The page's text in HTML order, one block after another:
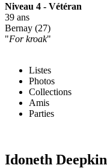
Niveau 4 - Vétéran
39 ans
Bernay (27)
"For kroak"
Listes
Photos
Collections
Amis
Parties
Idoneth Deepkin